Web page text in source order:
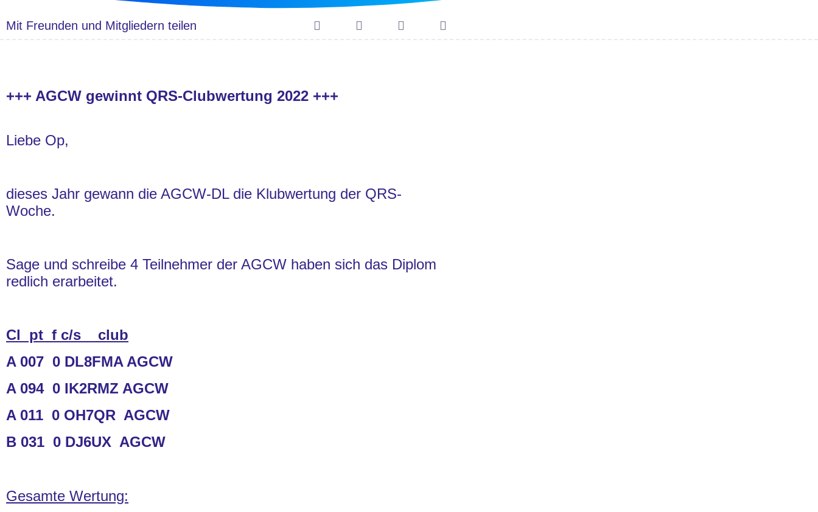
Mit Freunden und Mitgliedern teilen
+++ AGCW gewinnt QRS-Clubwertung 2022 +++
Liebe Op,
dieses Jahr gewann die AGCW-DL die Klubwertung der QRS-
Woche.
Sage und schreibe 4 Teilnehmer der AGCW haben sich das Diplom
redlich erarbeitet.
Cl pt f c/s club
A 007 0 DL8FMA AGCW
A 094 0 IK2RMZ AGCW
A 011 0 OH7QR AGCW
B 031 0 DJ6UX AGCW
Gesamte Wertung: